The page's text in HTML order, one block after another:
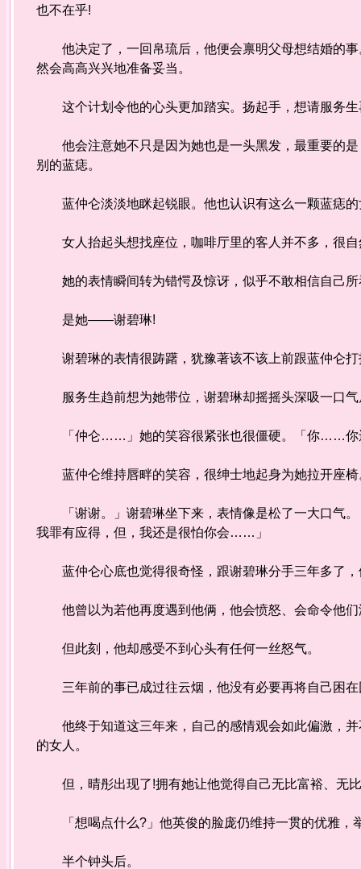
也不在乎!
他决定了，一回帛琉后，他便会禀明父母想结婚的事
然会高高兴兴地准备妥当。
这个计划令他的心头更加踏实。扬起手，想请服务生
他会注意她不只是因为她也是一头黑发，最重要的是
别的蓝痣。
蓝仲仑淡淡地眯起锐眼。他也认识有这么一颗蓝痣
女人抬起头想找座位，咖啡厅里的客人并不多，很自
她的表情瞬间转为错愕及惊讶，似乎不敢相信自己所
是她——谢碧琳!
谢碧琳的表情很踌躇，犹豫著该不该上前跟蓝仲仑打
服务生趋前想为她带位，谢碧琳却摇摇头深吸一口气
「仲仑……」她的笑容很紧张也很僵硬。「你……你
蓝仲仑维持唇畔的笑容，很绅士地起身为她拉开座椅
「谢谢。」谢碧琳坐下来，表情像是松了一大口气
我罪有应得，但，我还是很怕你会……」
蓝仲仑心底也觉得很奇怪，跟谢碧琳分手三年多了，
他曾以为若他再度遇到他俩，他会愤怒、会命令他们
但此刻，他却感受不到心头有任何一丝怒气。
三年前的事已成过往云烟，他没有必要再将自己困在
他终于知道这三年来，自己的感情观会如此偏激，并
的女人。
但，晴彤出现了!拥有她让他觉得自己无比富裕、无
「想喝点什么?」他英俊的脸庞仍维持一贯的优雅，
半个钟头后。